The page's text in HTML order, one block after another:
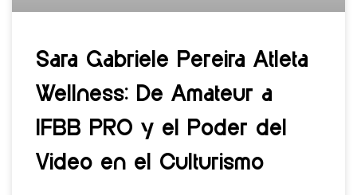
Sara Gabriele Pereira Atleta
Wellness: De Amateur a
IFBB PRO y el Poder del
Video en el Culturismo